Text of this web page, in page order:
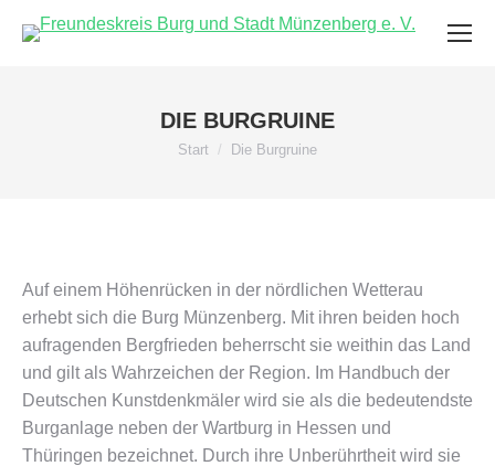
DIE BURGRUINE
Sie befinden sich hier:
Start Die Burgruine
Auf einem Höhenrücken in der nördlichen Wetterau
erhebt sich die Burg Münzenberg. Mit ihren beiden hoch
aufragenden Bergfrieden beherrscht sie weithin das Land
und gilt als Wahrzeichen der Region. Im Handbuch der
Deutschen Kunstdenkmäler wird sie als die bedeutendste
Burganlage neben der Wartburg in Hessen und
Thüringen bezeichnet. Durch ihre Unberührtheit wird sie